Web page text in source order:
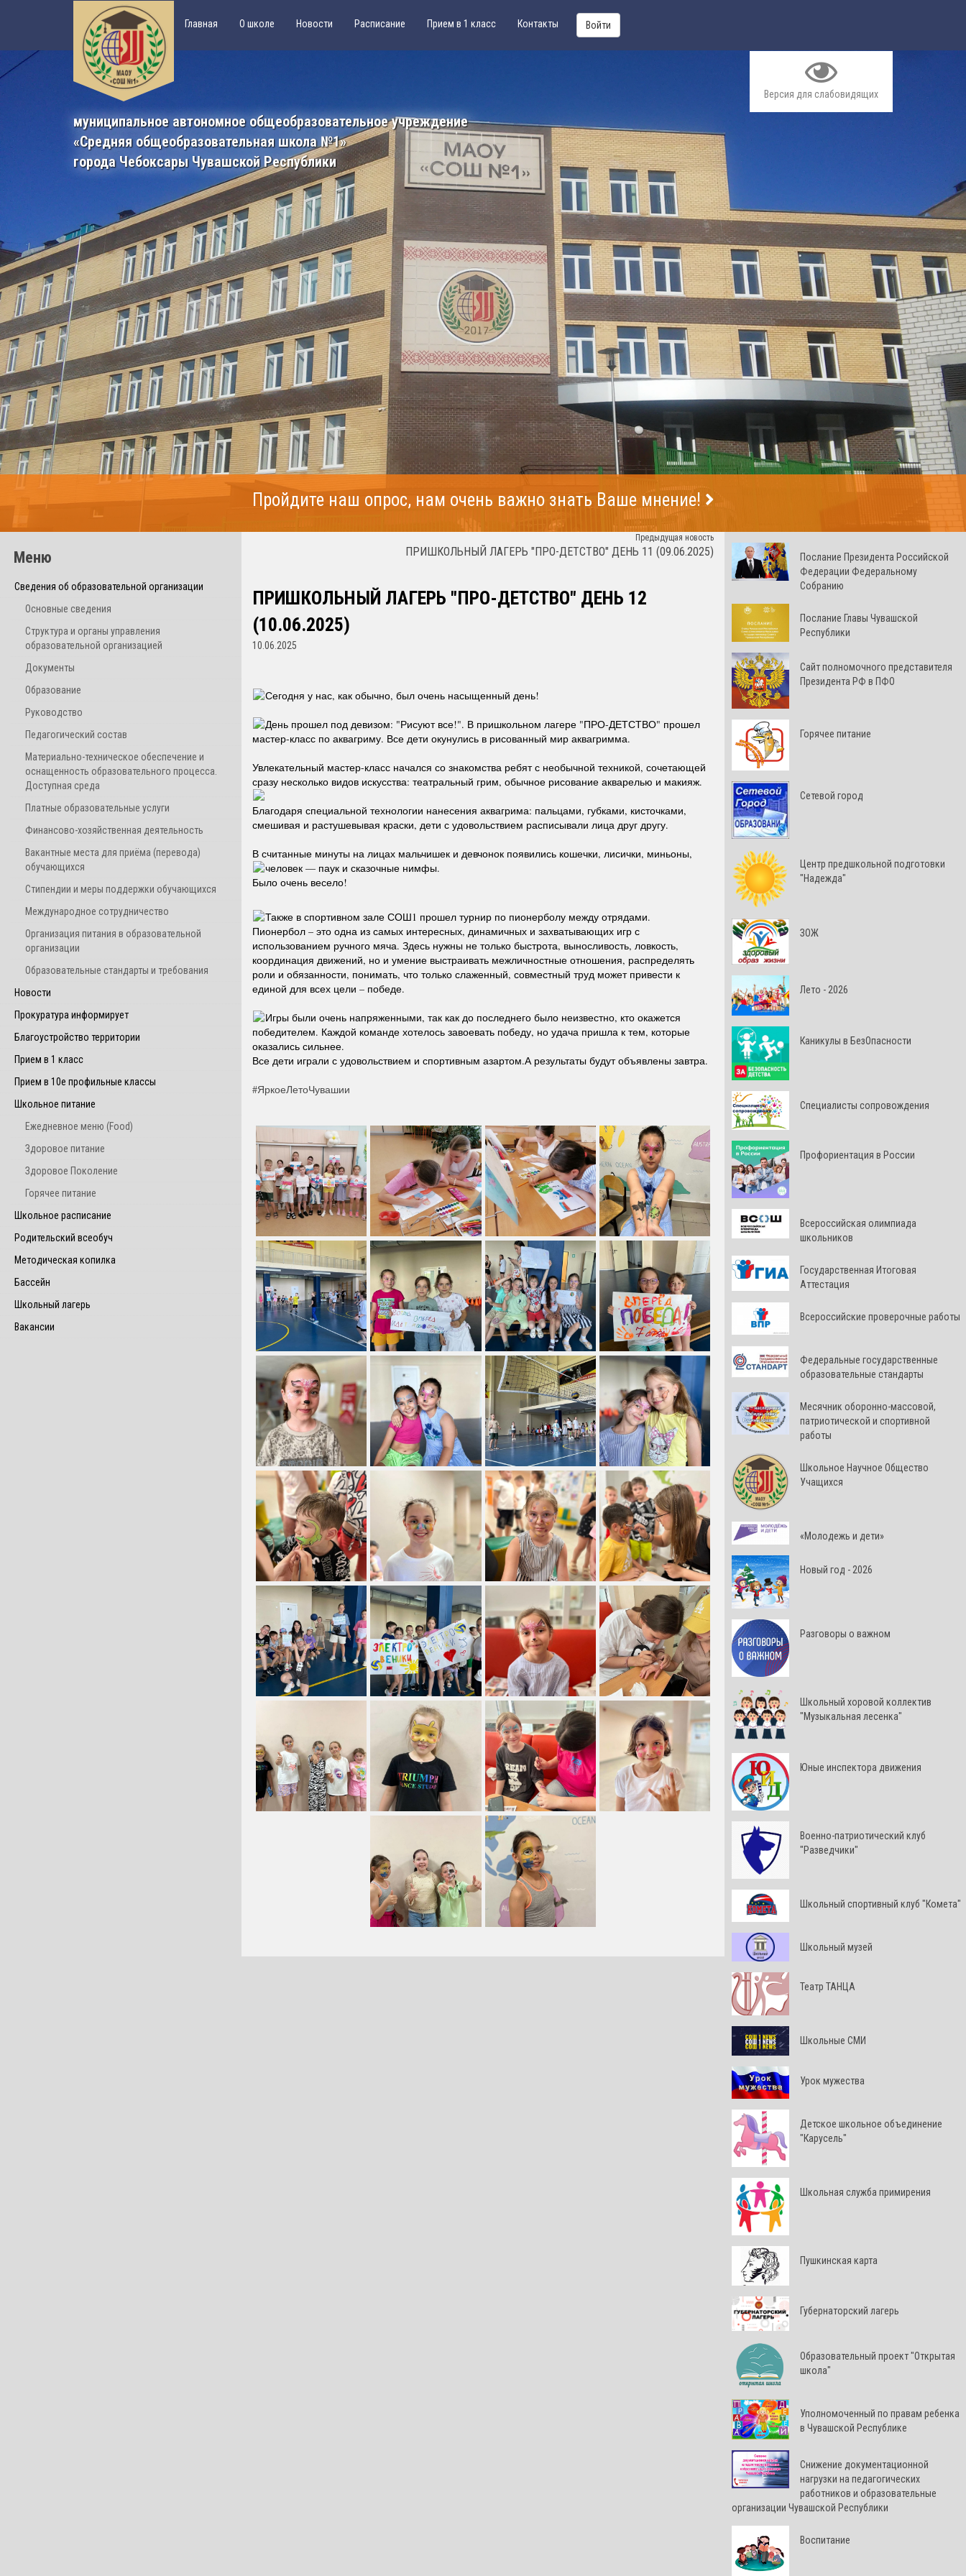
Главная О школе Новости Расписание Прием в 1 класс Контакты Войти
Версия для слабовидящих
муниципальное автономное общеобразовательное учреждение
«Средняя общеобразовательная школа №1»
города Чебоксары Чувашской Республики
Пройдите наш опрос, нам очень важно знать Ваше мнение!
Меню
Сведения об образовательной организации
Основные сведения
Структура и органы управления
образовательной организацией
Документы
Образование
Руководство
Педагогический состав
Материально-техническое обеспечение и
оснащенность образовательного процесса.
Доступная среда
Платные образовательные услуги
Финансово-хозяйственная деятельность
Вакантные места для приёма (перевода)
обучающихся
Стипендии и меры поддержки обучающихся
Международное сотрудничество
Организация питания в образовательной
организации
Образовательные стандарты и требования
Новости
Прокуратура информирует
Благоустройство территории
Прием в 1 класс
Прием в 10е профильные классы
Школьное питание
Ежедневное меню (Food)
Здоровое питание
Здоровое Поколение
Горячее питание
Школьное расписание
Родительский всеобуч
Методическая копилка
Бассейн
Школьный лагерь
Вакансии
Предыдущая новость
ПРИШКОЛЬНЫЙ ЛАГЕРЬ "ПРО-ДЕТСТВО" ДЕНЬ 11 (09.06.2025)
ПРИШКОЛЬНЫЙ ЛАГЕРЬ "ПРО-ДЕТСТВО" ДЕНЬ 12
(10.06.2025)
10.06.2025
Сегодня у нас, как обычно, был очень насыщенный день!
День прошел под девизом: "Рисуют все!". В пришкольном лагере "ПРО-ДЕТСТВО" прошел
мастер-класс по аквагриму. Все дети окунулись в рисованный мир аквагримма.
Увлекательный мастер-класс начался со знакомства ребят с необычной техникой, сочетающей
сразу несколько видов искусства: театральный грим, обычное рисование акварелью и макияж.
Благодаря специальной технологии нанесения аквагрима: пальцами, губками, кисточками,
смешивая и растушевывая краски, дети с удовольствием расписывали лица друг другу.
В считанные минуты на лицах мальчишек и девчонок появились кошечки, лисички, миньоны,
человек — паук и сказочные нимфы.
Было очень весело!
Также в спортивном зале СОШ1 прошел турнир по пионерболу между отрядами.
Пионербол – это одна из самых интересных, динамичных и захватывающих игр с
использованием ручного мяча. Здесь нужны не только быстрота, выносливость, ловкость,
координация движений, но и умение выстраивать межличностные отношения, распределять
роли и обязанности, понимать, что только слаженный, совместный труд может привести к
единой для всех цели – победе.
Игры были очень напряженными, так как до последнего было неизвестно, кто окажется
победителем. Каждой команде хотелось завоевать победу, но удача пришла к тем, которые
оказались сильнее.
Все дети играли с удовольствием и спортивным азартом.А результаты будут объявлены завтра.
#ЯркоеЛетоЧувашии
Послание Президента Российской
Федерации Федеральному
Собранию
Послание Главы Чувашской
Республики
Cайт полномочного представителя
Президента РФ в ПФО
Горячее питание
Сетевой город
Центр предшкольной подготовки
"Надежда"
ЗОЖ
Лето - 2026
Каникулы в БезОпасности
Специалисты сопровождения
Профориентация в России
Всероссийская олимпиада
школьников
Государственная Итоговая
Аттестация
Всероссийские проверочные работы
Федеральные государственные
образовательные стандарты
Месячник оборонно-массовой,
патриотической и спортивной
работы
Школьное Научное Общество
Учащихся
«Молодежь и дети»
Новый год - 2026
Разговоры о важном
Школьный хоровой коллектив
"Музыкальная лесенка"
Юные инспектора движения
Военно-патриотический клуб
"Разведчики"
Школьный спортивный клуб "Комета"
Школьный музей
Театр ТАНЦА
Школьные СМИ
Урок мужества
Детское школьное объединение
"Карусель"
Школьная служба примирения
Пушкинская карта
Губернаторский лагерь
Образовательный проект "Открытая
школа"
Уполномоченный по правам ребенка
в Чувашской Республике
Снижение документационной
нагрузки на педагогических
работников и образовательные
организации Чувашской Республики
Воспитание